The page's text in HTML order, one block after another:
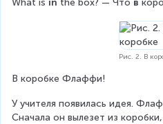
Рис. 2. В
В коробке Флаффи!
У учителя появилась идея.
Сначала он вылезет из